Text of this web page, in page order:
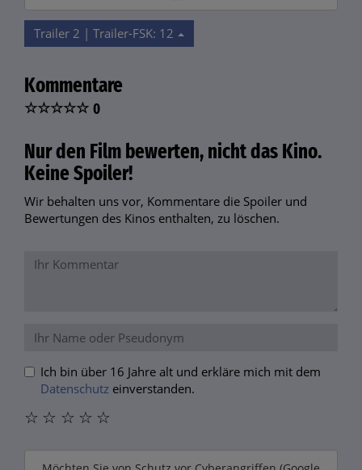
Trailer 2 | Trailer-FSK: 12
Kommentare
☆☆☆☆☆ 0
Nur den Film bewerten, nicht das Kino.
Keine Spoiler!
Wir behalten uns vor, Kommentare die Spoiler und
Bewertungen des Kinos enthalten, zu löschen.
Ich bin über 16 Jahre alt und erkläre mich mit dem
Datenschutz einverstanden.
☆
☆
☆
☆
☆